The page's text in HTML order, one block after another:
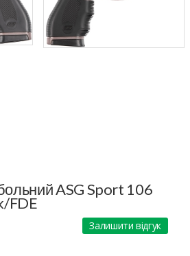
ASG Sport 106
FDE
Залишити відгук